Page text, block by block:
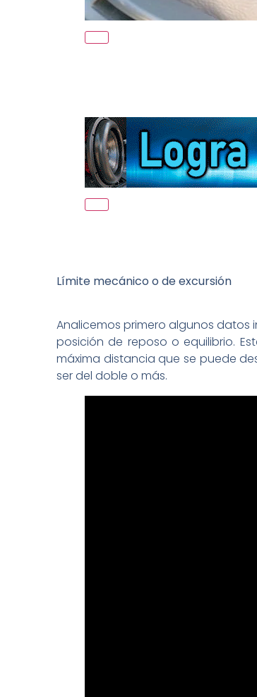
Límite mecánico o de excursión
Analicemos primero algunos datos
posición de reposo o equilibrio.
máxima distancia que se puede
ser del doble o más.